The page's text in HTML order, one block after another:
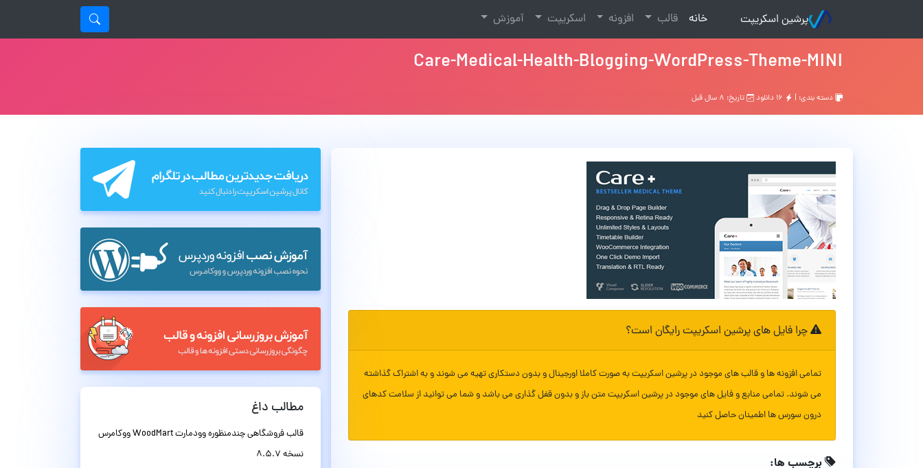
پرشین اسکریپت خانه
(current) قالب افزونه اسکریپت آموزش
Care-Medical-Health-Blogging-WordPress-Theme-MINI
دسته بندی: | تاریخ: ۸ سال قبل
چرا فایل های پرشین اسکریپت رایگان است؟
تمامی افزونه ها و قالب های موجود در پرشین اسکریپت به صورت کاملا اورجینال و بدون دستکاری تهیه می شوند و به اشتراک گذاشته
می شوند. تمامی منابع و فایل های موجود در پرشین اسکریپت متن باز و بدون قفل گذاری می باشد و شما می توانید از سلامت کدهای
درون سورس ها اطمینان حاصل کنید
برچسب ها:
مطالب داغ
قالب فروشگاهی چندمنظوره وودمارت WoodMart ووکامرس
نسخه 8.5.7